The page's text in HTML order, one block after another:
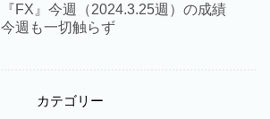
『FX』今週（2024.3.25週）の成績
今週も一切触らず
カテゴリー